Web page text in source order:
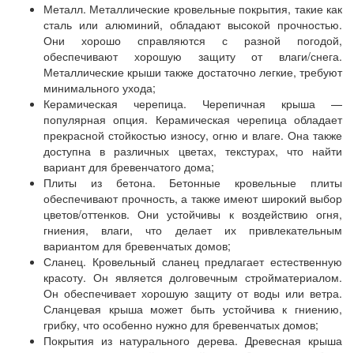
Металл. Металлические кровельные покрытия, такие как
сталь или алюминий, обладают высокой прочностью.
Они хорошо справляются с разной погодой,
обеспечивают хорошую защиту от влаги/снега.
Металлические крыши также достаточно легкие, требуют
минимального ухода;
Керамическая черепица. Черепичная крыша —
популярная опция. Керамическая черепица обладает
прекрасной стойкостью износу, огню и влаге. Она также
доступна в различных цветах, текстурах, что найти
вариант для бревенчатого дома;
Плиты из бетона. Бетонные кровельные плиты
обеспечивают прочность, а также имеют широкий выбор
цветов/оттенков. Они устойчивы к воздействию огня,
гниения, влаги, что делает их привлекательным
вариантом для бревенчатых домов;
Сланец. Кровельный сланец предлагает естественную
красоту. Он является долговечным стройматериалом.
Он обеспечивает хорошую защиту от воды или ветра.
Сланцевая крыша может быть устойчива к гниению,
грибку, что особенно нужно для бревенчатых домов;
Покрытия из натурального дерева. Древесная крыша